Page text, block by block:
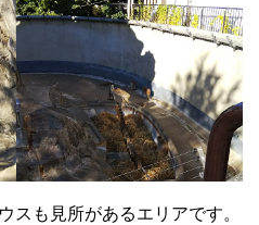
スも見所があるエリアです。